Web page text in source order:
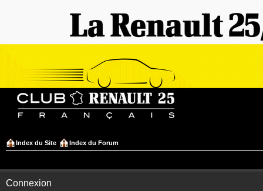
Index du Site Index du Forum
Connexion